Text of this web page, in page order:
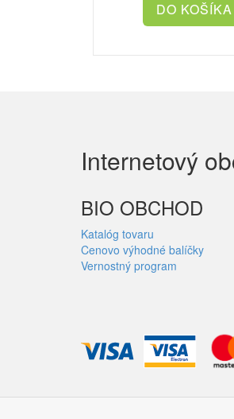
Internetový
BIO OBCHOD
Katalóg tovaru
Cenovo výhodné balíčky
Vernostný program